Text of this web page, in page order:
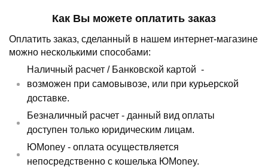
Как Вы можете оплатить заказ
Оплатить заказ, сделанный в нашем интернет-магазине
можно несколькими способами:
Наличный расчет / Банковской картой -
возможен при самовывозе, или при курьерской
доставке.
Безналичный расчет - данный вид оплаты
доступен только юридическим лицам.
ЮMoney - оплата осуществляется
непосредственно с кошелька ЮMoney.